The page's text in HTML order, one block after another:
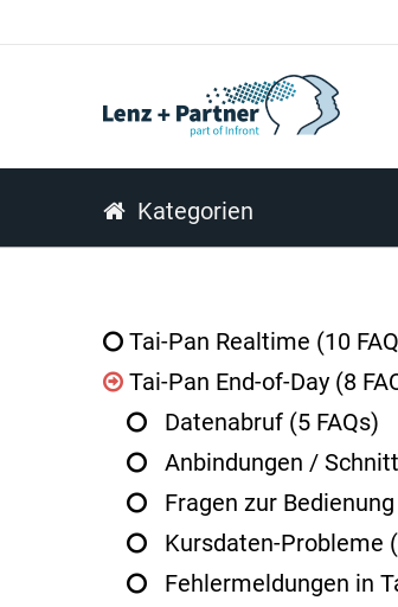
Kategorien
Tai-Pan Realtime (10
Tai-Pan End-of-Day (8
Datenabruf (5 FAQs)
Anbindungen /
Fragen zur Bedienung
Kursdaten-Probleme
Fehlermeldungen in